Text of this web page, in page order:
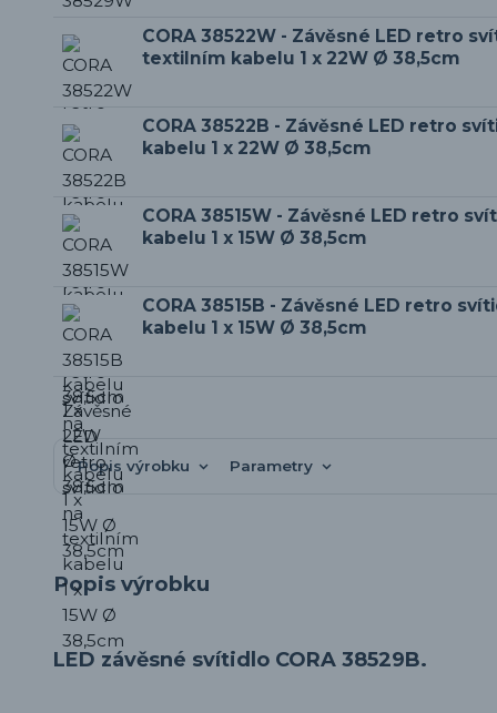
CORA 38522W - Závěsné LED retro
textilním kabelu 1 x 22W Ø 38,5cm
CORA 38522B - Závěsné LED retro
kabelu 1 x 22W Ø 38,5cm
CORA 38515W - Závěsné LED retro
kabelu 1 x 15W Ø 38,5cm
CORA 38515B - Závěsné LED retro
kabelu 1 x 15W Ø 38,5cm
Popis výrobku Parametry
Popis výrobku
LED závěsné svítidlo CORA 38529B.